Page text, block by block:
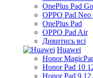
OnePlus Pad
OPPO Pad
OnePlus Pad
OPPO Pad Air
Дивитись всі
Huawei
Honor
Honor Pad 10
Honor Pad 9